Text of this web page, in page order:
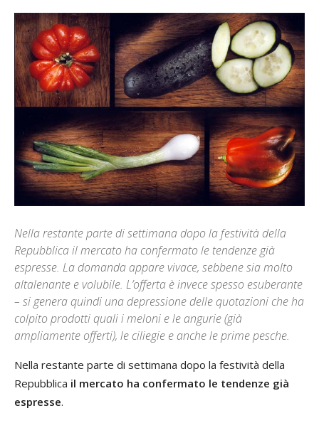
Nella restante parte di settimana dopo la festività della
Repubblica il mercato ha confermato le tendenze già
espresse. La domanda appare vivace, sebbene sia molto
altalenante e volubile. L’offerta è invece spesso esuberante
– si genera quindi una depressione delle quotazioni che ha
colpito prodotti quali i meloni e le angurie (già
ampliamente offerti), le ciliegie e anche le prime pesche.
Nella restante parte di settimana dopo la festività della
Repubblica il mercato ha confermato le tendenze già
espresse.